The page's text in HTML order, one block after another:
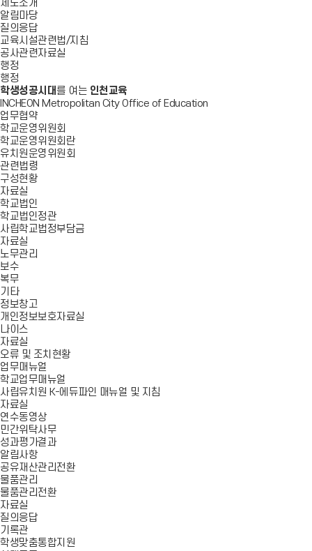
제도소개
알림마당
질의응답
교육시설관련법/지침
공사관련자료실
행정
행정
학생성공시대 를 여는 인천교육
INCHEON Metropolitan City Office of Education
업무협약
학교운영위원회
학교운영위원회란
유치원운영위원회
관련법령
구성현황
자료실
학교법인
학교법인정관
사립학교법정부담금
자료실
노무관리
보수
복무
기타
정보창고
개인정보보호자료실
나이스
자료실
오류 및 조치현황
업무매뉴얼
학교업무매뉴얼
사립유치원 K-에듀파인 매뉴얼 및 지침
자료실
연수동영상
민간위탁사무
성과평가결과
알림사항
공유재산관리전환
물품관리
물품관리전환
자료실
질의응답
기록관
학생맞춤통합지원